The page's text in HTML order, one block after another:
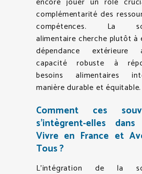
complémentarité des
compétences. La
alimentaire cherche plutôt à
dépendance extérieure
capacité robuste à
besoins alimentaires
manière durable et équitable.
Comment ces
s’intègrent-elles
Vivre en France et
Tous ?
L’intégration de la